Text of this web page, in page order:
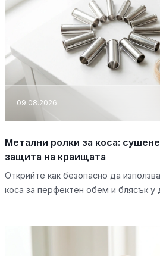
09.08.2026
Метални ролки за коса:
защита на краищата
Открийте как безопасно да
коса за перфектен обем и блясък